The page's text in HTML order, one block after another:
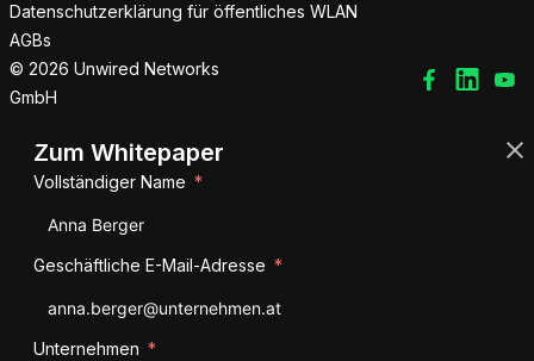
Datenschutzerklärung für öffentliches WLAN
AGBs
© 2026 Unwired Networks
GmbH
Zum Whitepaper
Vollständiger Name
Geschäftliche E-Mail-Adresse
Unternehmen